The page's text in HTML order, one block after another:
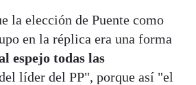
la elección de Puente como
en la réplica era una forma
espejo todas las
líder del PP", porque así "el